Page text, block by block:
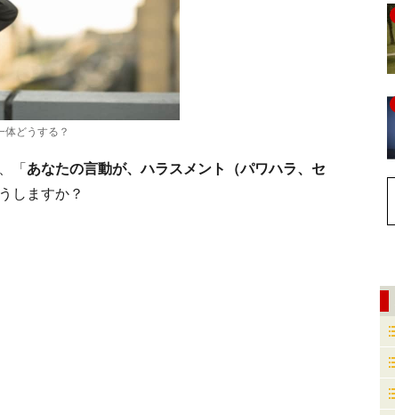
体どうする？
「 あなたの言動が、ハラスメント（パワハラ、セ
しますか？